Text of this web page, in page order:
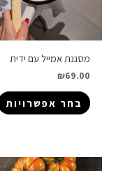
מסננת אמייל עם ידית
₪69.00
בחר אפשרויות